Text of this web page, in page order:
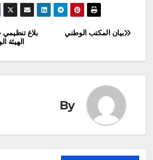
تصفّح
المقالات
بلاغ تنظيمي
الهيئة
بيان المكتب الوطني
By